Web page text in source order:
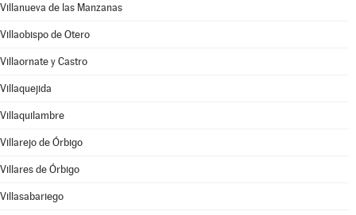
Villanueva de las Manzanas
Villaobispo de Otero
Villaornate y Castro
Villaquejida
Villaquilambre
Villarejo de Órbigo
Villares de Órbigo
Villasabariego